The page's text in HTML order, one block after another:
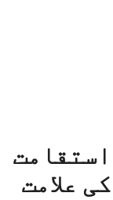
علامت